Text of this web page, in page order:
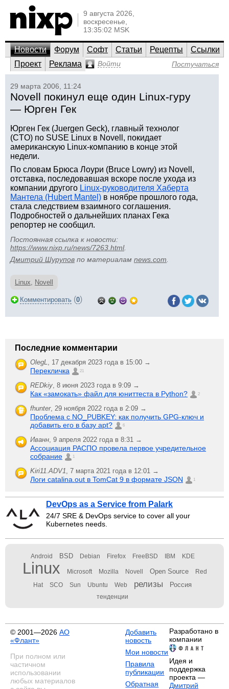
9 августа 2026,
воскресенье,
13:35:02 MSK
Новости Форум Софт Статьи Рецепты
Ссылки
Проект
Реклама Войти Постучаться
29 марта 2006, 11:24
Novell покинул еще один Linux-гуру
— Юрген Гек
Юрген Гек (Juergen Geck), главный технолог
(CTO) по SUSE Linux в Novell, покидает
американскую Linux-компанию в конце этой
недели.
По словам Брюса Лоури (Bruce Lowry) из Novell,
отставка, последовавшая вскоре после ухода из
компании другого Linux-руководителя Хаберта
Мантела (Hubert Mantel) в ноябре прошлого года,
стала следствием взаимного соглашения.
Подробностей о дальнейших планах Гека
репортер не сообщил.
Постоянная ссылка к новости:
https://www.nixp.ru/news/7263.html.
Дмитрий Шурупов по материалам news.com
Linux, Novell
Комментировать (0)
Последние комментарии
OlegL, 17 декабря 2023 года в 15:00 →
Перекличка 21
REDkiy, 8 июня 2023 года в 9:09 →
Как «замокать» файл для юниттеста в Python? 2
fhunter, 29 ноября 2022 года в 2:09 →
Проблема с NO_PUBKEY: как получить GPG-ключ и
добавить его в базу apt?
6
Иванн, 9 апреля 2022 года в 8:31 →
Ассоциация РАСПО провела первое учредительное
собрание
1
Kiri11.ADV1, 7 марта 2021 года в 12:01 →
Логи catalina.out в TomCat 9 в формате JSON 1
DevOps as a Service from Palark
24/7 SRE & DevOps service to cover all your
Kubernetes needs.
Android BSD Debian Firefox FreeBSD IBM KDE
Linux Microsoft Mozilla Novell Open Source Red
Hat SCO Sun Ubuntu Web релизы Россия
тенденции
© 2001—2026 АО
«Флант»
При полном или
частичном
использовании
любых материалов
Добавить
новость
Мои новости
Правила
публикации
Обратная
Разработано в
компании
Идея и
поддержка
проекта —
Дмитрий